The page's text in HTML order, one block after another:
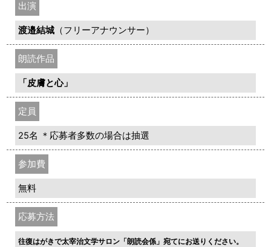
出演
渡邉結城 （フリーアナウンサー）
朗読作品
「皮膚と心」
定員
25名 ＊応募者多数の場合は抽選
参加費
無料
応募方法
往復はがきで太宰治文学サロン「朗読会係」宛てにお送りください。